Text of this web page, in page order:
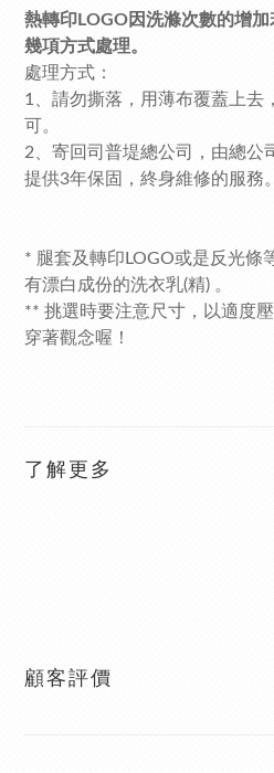
熱轉印LOGO因洗滌次數的增
幾項方式處理。
處理方式：
1、請勿撕落，用薄布覆蓋上去
可。
2、寄回司普堤總公司，由總公
提供3年保固，終身維修的服務
* 腿套及轉印LOGO或是反光條
有漂白成份的洗衣乳(精) 。
** 挑選時要注意尺寸，以適度
穿著觀念喔！
了解更多
顧客評價